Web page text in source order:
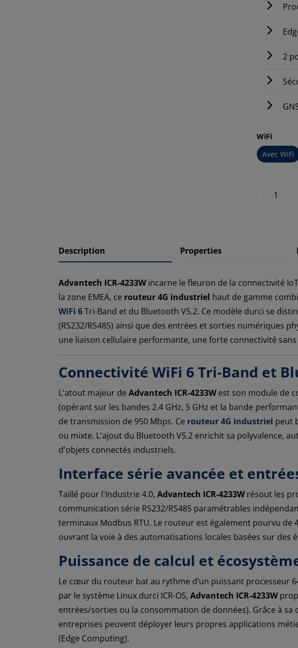
2
WiFi
Avec WiFi
Description Properties
Advantech ICR-4233Wincarne le fleuron de la connectivité
la zone EMEA, ce routeur 4G industriel haut de gamme
WiFi 6Tri-Band et du Bluetooth V5.2. Ce modèle durci se
(RS232/RS485) ainsi que des entrées et sorties numériques
une liaison cellulaire performante, une forte connectivité
Connectivité WiFi 6 Tri-Band et
L'atout majeur de Advantech ICR-4233West son module de
(opérant sur les bandes 2.4 GHz, 5 GHz et la bande
de transmission de 950 Mbps. Ce routeur 4G industriel peut
ou mixte. L'ajout du Bluetooth V5.2 enrichit sa polyvalence,
d'objets connectés industriels.
Interface série avancée et
Taillé pour l'Industrie 4.0, Advantech ICR-4233Wrésout les
communication série RS232/RS485 paramétrables
terminaux Modbus RTU. Le routeur est également pourvu
ouvrant la voie à des automatisations locales basées sur
Puissance de calcul et
Le cœur du routeur bat au rythme d’un puissant processeur
par le système Linux durci ICR-OS, Advantech ICR-4233W
entrées/sorties ou la consommation de données). Grâce à sa
entreprises peuvent déployer leurs propres applications
(Edge Computing).